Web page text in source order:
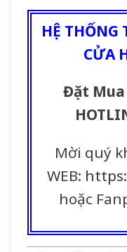
HỆ THỐNG
CỬA
Đặt Mua
Mời quý
WEB:
hoặc